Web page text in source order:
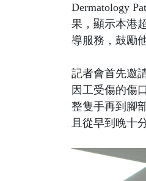
Dermatology
果，顯示本港
導服務，鼓勵
記者會首先邀
因工受傷的傷
整隻手再到腳
且從早到晚十